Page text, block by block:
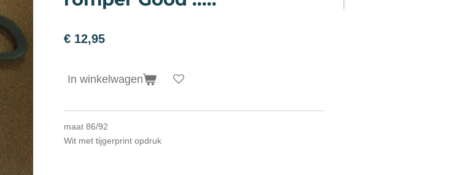
€ 12,95
In winkelwagen
maat 86/92
Wit met tijgerprint opdruk